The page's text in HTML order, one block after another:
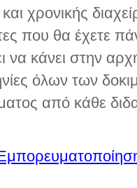
χρονικής
που θα έχετε
κάνει στην
όλων των
από κάθε